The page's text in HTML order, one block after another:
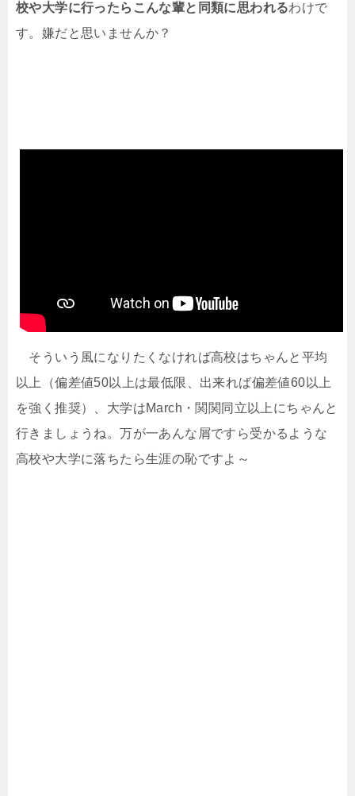
校や大学に行ったらこんな輩と同類に思われるわけで
す。嫌だと思いませんか？
そういう風になりたくなければ高校はちゃんと平均
以上（偏差値50以上は最低限、出来れば偏差値60以上
を強く推奨）、大学はMarch・関関同立以上にちゃんと
行きましょうね。万が一あんな屑ですら受かるような
高校や大学に落ちたら生涯の恥ですよ～